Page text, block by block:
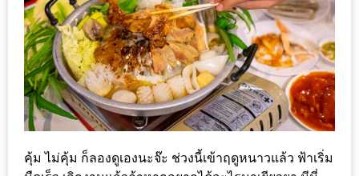
ทั่ว
เชียงใหม่
ลุ้น
บัตร
รับ
บุฟเฟ่ต์
คุ้ม ไม่คุ้ม ก็ลองดูเองนะจ๊ะ ช่วงนี้เข้าฤดูหนาวแล้ว ฟ้าเริ่ม